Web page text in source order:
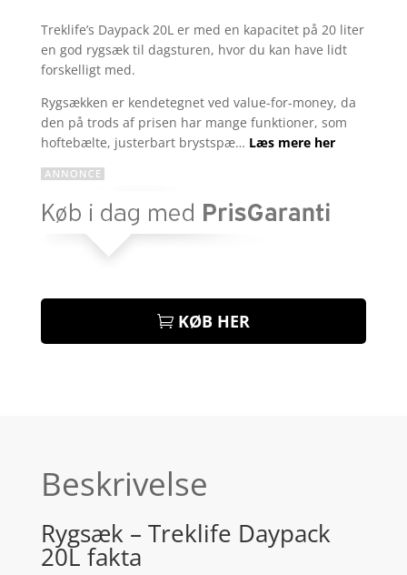
ud af 5
baseret
på
kundebedø
Treklife’s Daypack 20L er med en kapacitet på 20 liter
en god rygsæk til dagsturen, hvor du kan have lidt
forskelligt med.
Rygsækken er kendetegnet ved value-for-money, da
den på trods af prisen har mange funktioner, som
hoftebælte, justerbart brystspæ… Læs mere her
KØB HER
Beskrivelse
Rygsæk – Treklife Daypack
20L fakta